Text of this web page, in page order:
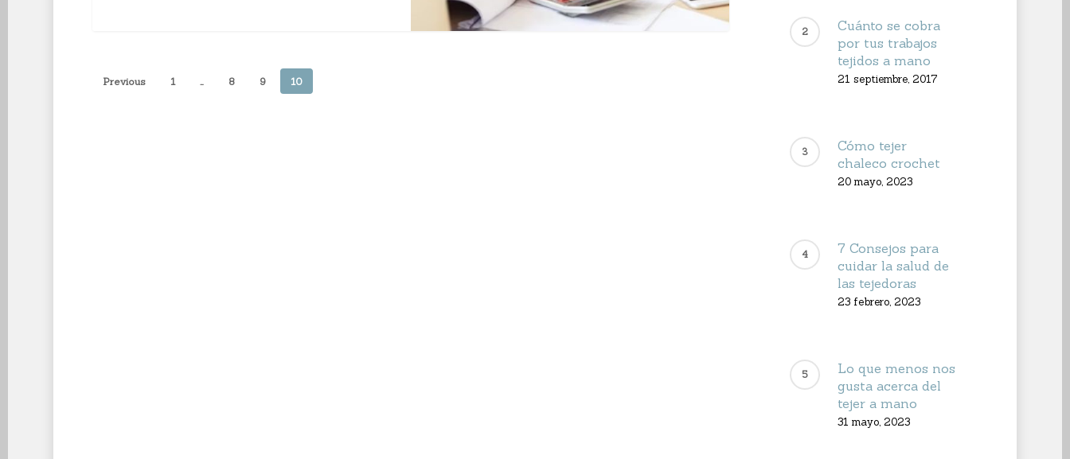
Previous 1 … 8 9 10
Cuánto se cobra
por tus trabajos
tejidos a mano
21 septiembre, 2017
Cómo tejer
chaleco crochet
20 mayo, 2023
7 Consejos para
cuidar la salud de
las tejedoras
23 febrero, 2023
Lo que menos nos
gusta acerca del
tejer a mano
31 mayo, 2023